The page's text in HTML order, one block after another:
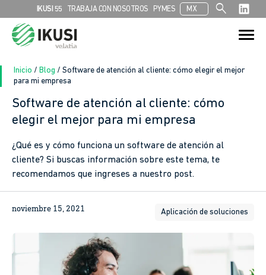
IKUSI 55 TRABAJA CON NOSOTROS PYMES MX search
Search
for:
Search Button
Inicio / Blog / Software de atención al cliente: cómo elegir el mejor
para mi empresa
Software de atención al cliente: cómo
elegir el mejor para mi empresa
¿Qué es y cómo funciona un software de atención al
cliente? Si buscas información sobre este tema, te
recomendamos que ingreses a nuestro post.
noviembre 15, 2021 Aplicación de soluciones